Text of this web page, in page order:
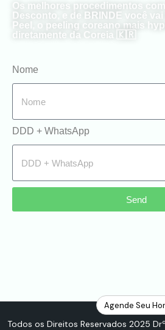
Agende Seu
Os melhores procedimentos
Desconto, e de BRINDE você vai
Peel, o peeling coreano mais
diretamente da Coreia 🇰🇷
Nome
DDD + WhatsApp
Send
Todos os Direitos Reservados 2025